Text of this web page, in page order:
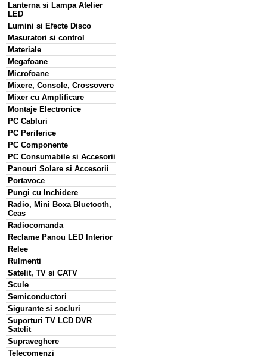
Lanterna si Lampa Atelier
LED
Lumini si Efecte Disco
Masuratori si control
Materiale
Megafoane
Microfoane
Mixere, Console, Crossovere
Mixer cu Amplificare
Montaje Electronice
PC Cabluri
PC Periferice
PC Componente
PC Consumabile si Accesorii
Panouri Solare si Accesorii
Portavoce
Pungi cu Inchidere
Radio, Mini Boxa Bluetooth,
Ceas
Radiocomanda
Reclame Panou LED Interior
Relee
Rulmenti
Satelit, TV si CATV
Scule
Semiconductori
Sigurante si socluri
Suporturi TV LCD DVR
Satelit
Supraveghere
Telecomenzi